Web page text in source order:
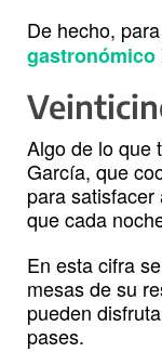
De hecho,
gastronómico
Algo de lo que
García, que
para
que cada
En esta cifra
mesas de su
pueden
pases.